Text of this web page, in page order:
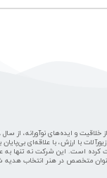
با ارزش، با علاقه‌ای
کرده است. این شرکت نه تنها به
متخصص در هنر انتخاب